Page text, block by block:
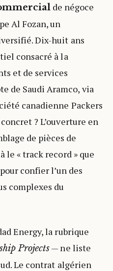
de négoce
Al Fozan, un
Dix-huit ans
consacré à la
et de services
de Saudi Aramco, via
canadienne Packers
? L’ouverture en
de pièces de
le « track record » que
confier l’un des
complexes du
Energy, la rubrique
Projects— ne liste
Le contrat algérien